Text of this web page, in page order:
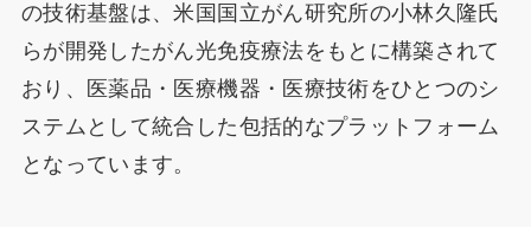
の技術基盤は、米国国立がん研究所の小林久隆氏
らが開発したがん光免疫療法をもとに構築されて
おり、医薬品・医療機器・医療技術をひとつのシ
ステムとして統合した包括的なプラットフォーム
となっています。